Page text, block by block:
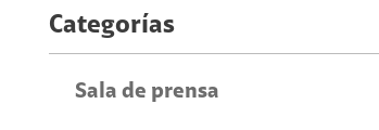
Categorías
Sala de prensa